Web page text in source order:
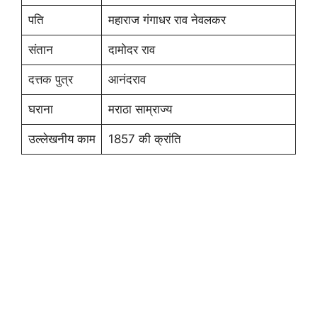
पति महाराज गंगाधर राव नेवलकर
संतान दामोदर राव
दत्तक पुत्र आनंदराव
घराना मराठा साम्राज्य
उल्लेखनीय काम 1857 की क्रांति